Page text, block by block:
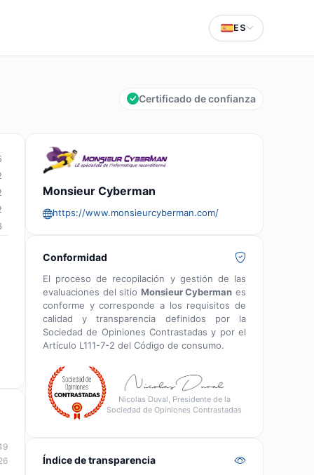
ES
Certificado de confianza
Monsieur Cyberman
https://www.monsieurcyberman.com/
Conformidad
El proceso de recopilación y gestión de las
evaluaciones del sitio Monsieur Cyberman es
conforme y corresponde a los requisitos de
calidad y transparencia definidos por la
Sociedad de Opiniones Contrastadas y por el
Artículo L111-7-2 del Código de consumo.
Nicolas Duval, Presidente de la
Sociedad de Opiniones Contrastadas
Índice de transparencia